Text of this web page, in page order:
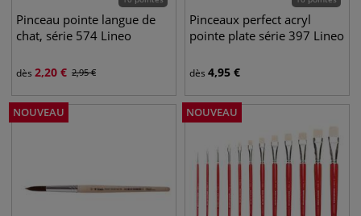
Pinceau pointe langue de
chat, série 574 Lineo
dès 2,20 € 2,95€
Pinceaux perfect acryl
pointe plate série 397 Lineo
dès 4,95 €
NOUVEAU NOUVEAU